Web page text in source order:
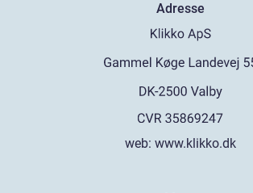
Adresse
web: www.klikko.dk